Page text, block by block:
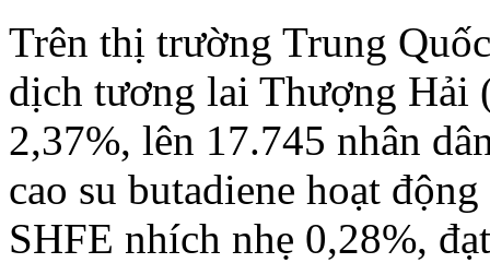
Trên thị trường Trung
dịch tương lai Thượng Hải
2,37%, lên 17.745 nhân
cao su butadiene hoạt
SHFE nhích nhẹ 0,28%,